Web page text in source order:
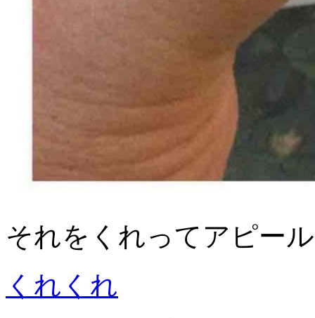
それをくれってアピール
くれくれ